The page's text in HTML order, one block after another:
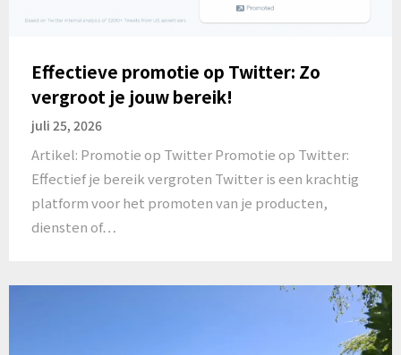
Effectieve promotie op Twitter: Zo
vergroot je jouw bereik!
juli 25, 2026
Artikel: Promotie op Twitter Promotie op Twitter:
Effectief je bereik vergroten Twitter is een krachtig
platform voor het promoten van je producten,
diensten of…